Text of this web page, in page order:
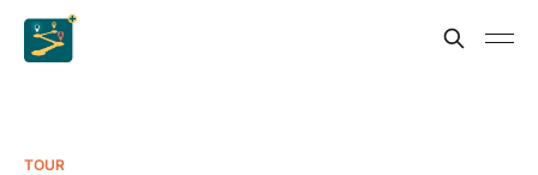
TOUR